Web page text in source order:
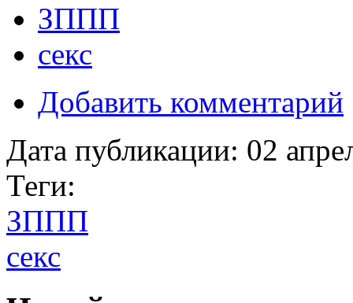
ЗППП
секс
Добавить комментарий
Дата публикации: 02
Теги:
ЗППП
секс